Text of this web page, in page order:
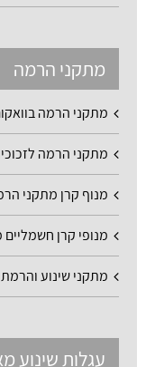
מתקני הרמה
מתקני הרמה
מתקני הרמה
מנוף קרן מתקני
מנופי קרן חשמליים
מתקני שינוע והרמת
עגלות שינוע